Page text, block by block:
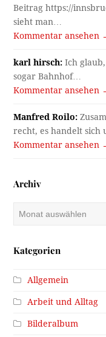
Beitrag https://
sieht man…
Kommentar ansehen
karl hirsch: Ich
sogar Bahnhof…
Kommentar ansehen
Manfred Roilo:
recht, es handelt sich
Kommentar ansehen
Archiv
Kategorien
Allgemein
Arbeit und Alltag
Bilderalbum